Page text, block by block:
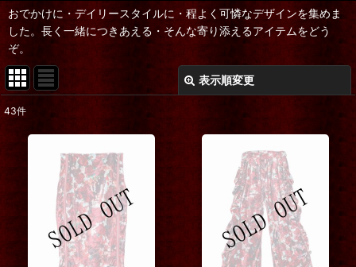
おでかけに・デイリースタイルに・程よく可憐なデザインを集めま
した。長く一緒につきあえる・そんな寄り添えるアイテムをどう
ぞ。
表示順変更
在庫あり
絞り込む
43件